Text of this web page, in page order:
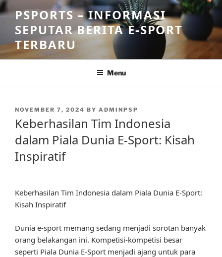
Skip
to
content
PSPORTS – INFORMASI
SEPUTAR BERITA E-SPORT
TERBARU
Menu
POSTED
NOVEMBER 7, 2024 BY ADMINPSP
Keberhasilan Tim Indonesia
dalam Piala Dunia E-Sport: Kisah
Inspiratif
Keberhasilan Tim Indonesia dalam Piala Dunia E-Sport:
Kisah Inspiratif
Dunia e-sport memang sedang menjadi sorotan banyak
orang belakangan ini. Kompetisi-kompetisi besar
seperti Piala Dunia E-Sport menjadi ajang untuk para